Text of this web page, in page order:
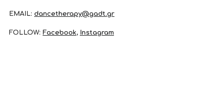
EMAIL: dancetherapy@gadt.gr
FOLLOW: Facebook, Instagram